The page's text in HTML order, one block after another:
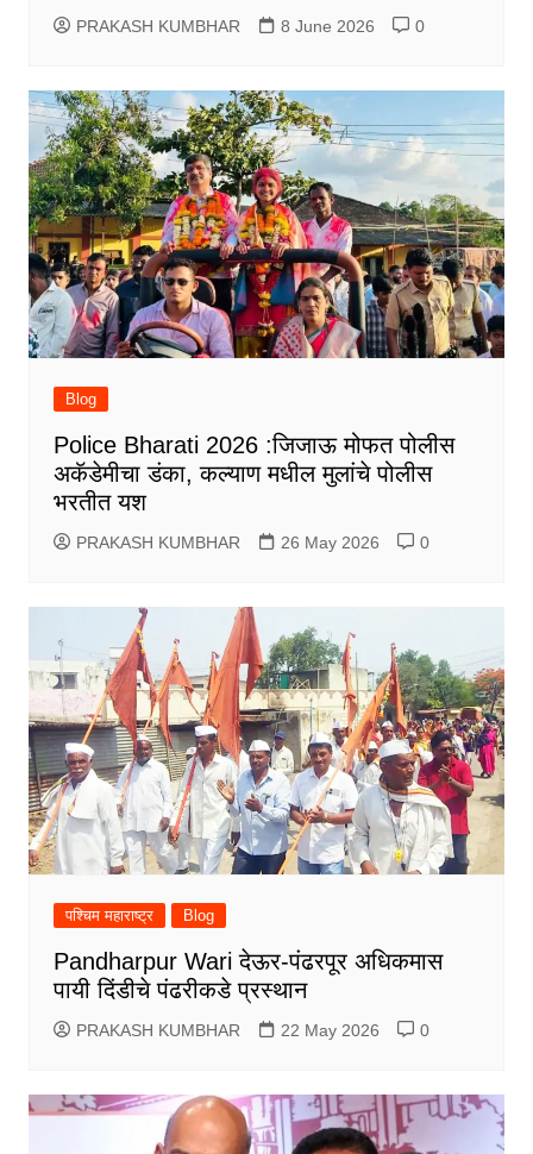
PRAKASH KUMBHAR 8 June 2026 0
Blog
Police Bharati 2026 :जिजाऊ मोफत पोलीस
अकॅडेमीचा डंका, कल्याण मधील मुलांचे पोलीस
भरतीत यश
PRAKASH KUMBHAR 26 May 2026 0
पश्चिम महाराष्ट्र Blog
Pandharpur Wari देऊर-पंढरपूर अधिकमास
पायी दिंडीचे पंढरीकडे प्रस्थान
PRAKASH KUMBHAR 22 May 2026 0